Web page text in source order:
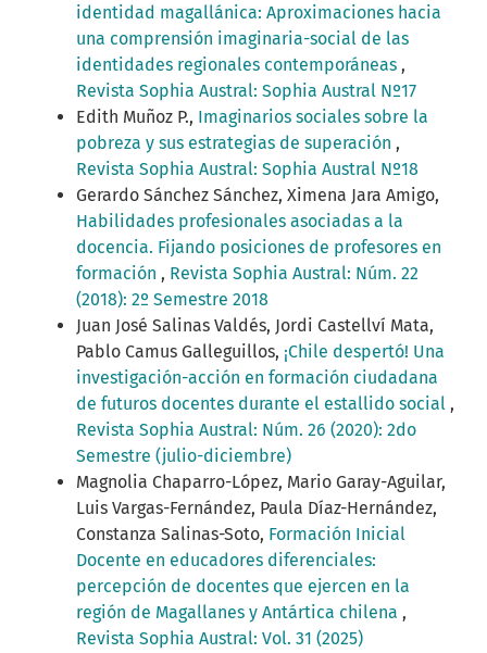
identidad magallánica: Aproximaciones hacia
una comprensión imaginaria-social de las
identidades regionales contemporáneas ,
Revista Sophia Austral: Sophia Austral Nº17
Edith Muñoz P., Imaginarios sociales sobre la
pobreza y sus estrategias de superación ,
Revista Sophia Austral: Sophia Austral Nº18
Gerardo Sánchez Sánchez, Ximena Jara Amigo,
Habilidades profesionales asociadas a la
docencia. Fijando posiciones de profesores en
formación , Revista Sophia Austral: Núm. 22
(2018): 2º Semestre 2018
Juan José Salinas Valdés, Jordi Castellví Mata,
Pablo Camus Galleguillos, ¡Chile despertó! Una
investigación-acción en formación ciudadana
de futuros docentes durante el estallido social ,
Revista Sophia Austral: Núm. 26 (2020): 2do
Semestre (julio-diciembre)
Magnolia Chaparro-López, Mario Garay-Aguilar,
Luis Vargas-Fernández, Paula Díaz-Hernández,
Constanza Salinas-Soto, Formación Inicial
Docente en educadores diferenciales:
percepción de docentes que ejercen en la
región de Magallanes y Antártica chilena ,
Revista Sophia Austral: Vol. 31 (2025)